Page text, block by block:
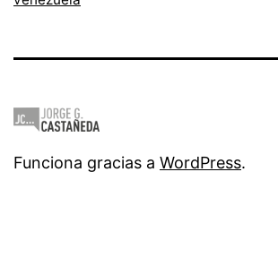
Funciona gracias a WordPress.